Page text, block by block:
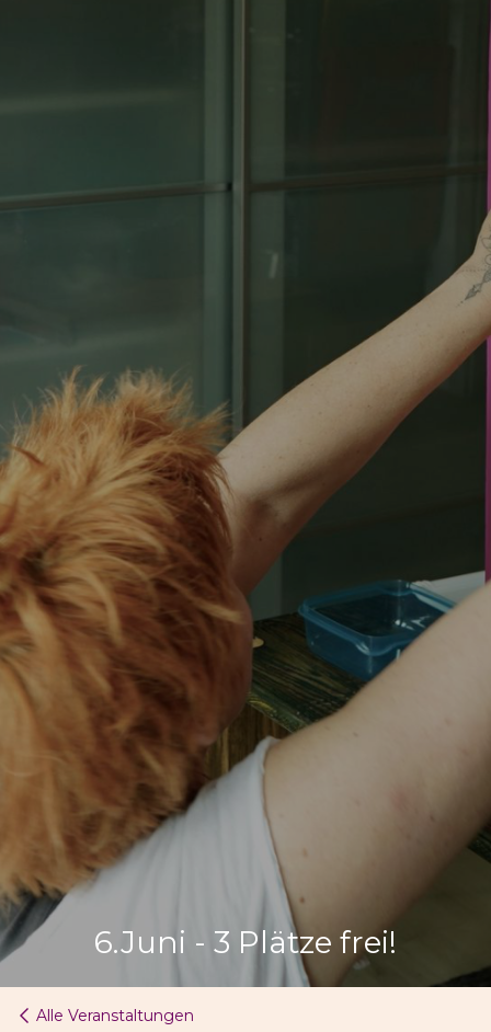
6.Juni - 3 Plätze frei!
Alle Veranstaltungen